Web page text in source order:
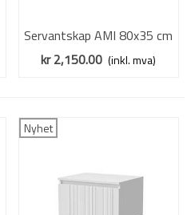
Servantskap AMI 80x35 cm
- hvit matt - 1 skuff
kr 2,150.00 (inkl. mva)
Nyhet